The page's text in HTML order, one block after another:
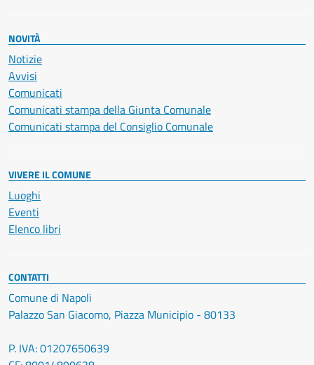
NOVITÀ
Notizie
Avvisi
Comunicati
Comunicati stampa della Giunta Comunale
Comunicati stampa del Consiglio Comunale
VIVERE IL COMUNE
Luoghi
Eventi
Elenco libri
CONTATTI
Comune di Napoli
Palazzo San Giacomo, Piazza Municipio - 80133
P. IVA: 01207650639